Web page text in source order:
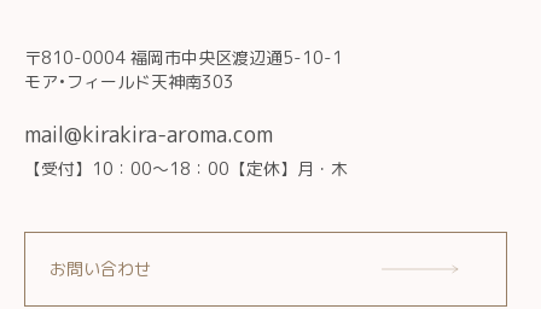
〒810-0004 福岡市中央区渡辺通5-10-1
モア•フィールド天神南303
mail@kirakira-aroma.com
【受付】10：00～18：00【定休】月・木
お問い合わせ